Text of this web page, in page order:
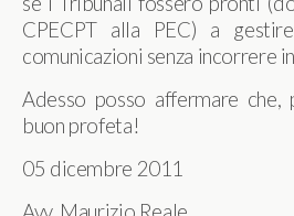
CPECPT alla PEC) a
comunicazioni senza incorrere
Adesso posso affermare
buon profeta!
05 dicembre 2011